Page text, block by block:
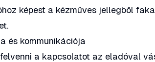
képest a kézműves jellegből
és kommunikációja
a kapcsolatot az eladóval